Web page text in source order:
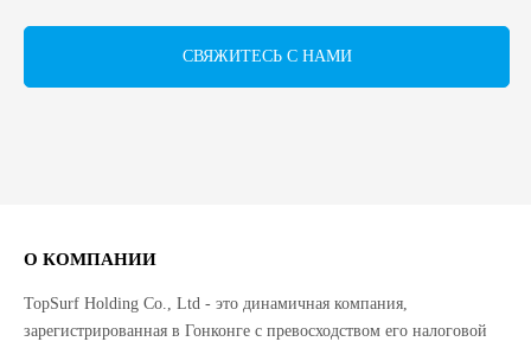
СВЯЖИТЕСЬ С НАМИ
О КОМПАНИИ
TopSurf Holding Co., Ltd - это динамичная компания,
зарегистрированная в Гонконге с превосходством его налоговой